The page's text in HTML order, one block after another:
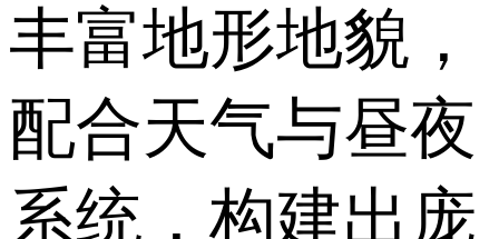
丰富地形地貌，
配合天气与昼夜
系统，构建出庞